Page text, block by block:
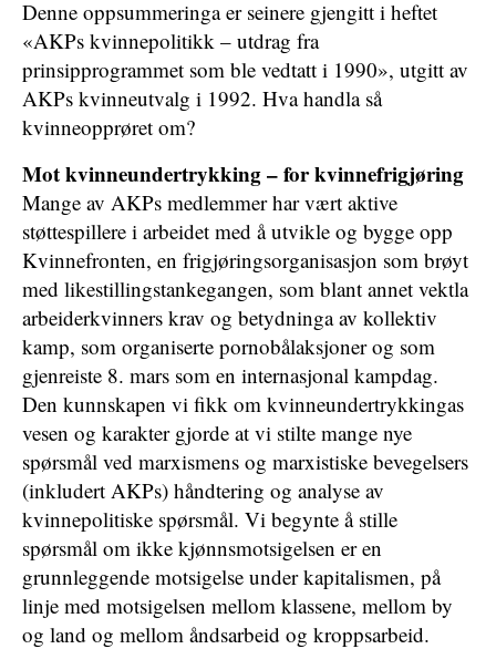
Denne oppsummeringa er seinere gjengitt i heftet
«AKPs kvinnepolitikk – utdrag fra
prinsipprogrammet som ble vedtatt i 1990», utgitt av
AKPs kvinneutvalg i 1992. Hva handla så
kvinneopprøret om?
Mot kvinneundertrykking – for kvinnefrigjøring
Mange av AKPs medlemmer har vært aktive
støttespillere i arbeidet med å utvikle og bygge opp
Kvinnefronten, en frigjøringsorganisasjon som brøyt
med likestillingstankegangen, som blant annet vektla
arbeiderkvinners krav og betydninga av kollektiv
kamp, som organiserte pornobålaksjoner og som
gjenreiste 8. mars som en internasjonal kampdag.
Den kunnskapen vi fikk om kvinneundertrykkingas
vesen og karakter gjorde at vi stilte mange nye
spørsmål ved marxismens og marxistiske bevegelsers
(inkludert AKPs) håndtering og analyse av
kvinnepolitiske spørsmål. Vi begynte å stille
spørsmål om ikke kjønnsmotsigelsen er en
grunnleggende motsigelse under kapitalismen, på
linje med motsigelsen mellom klassene, mellom by
og land og mellom åndsarbeid og kroppsarbeid.